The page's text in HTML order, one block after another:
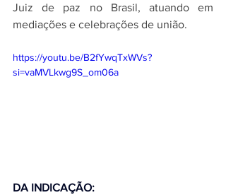
Juiz de paz no Brasil, atuando em
mediações e celebrações de união.
https://youtu.be/B2fYwqTxWVs?
si=vaMVLkwg9S_om06a
DA INDICAÇÃO: